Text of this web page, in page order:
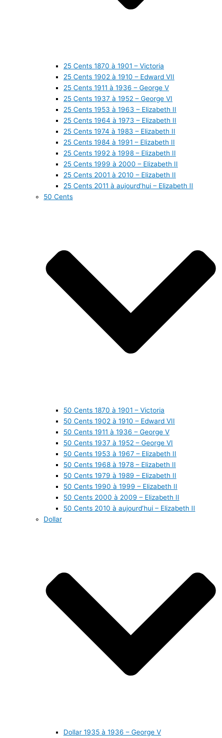
25 Cents 1870 à 1901 – Victoria
25 Cents 1902 à 1910 – Edward VII
25 Cents 1911 à 1936 – George V
25 Cents 1937 à 1952 – George VI
25 Cents 1953 à 1963 – Elizabeth II
25 Cents 1964 à 1973 – Elizabeth II
25 Cents 1974 à 1983 – Elizabeth II
25 Cents 1984 à 1991 – Elizabeth II
25 Cents 1992 à 1998 – Elizabeth II
25 Cents 1999 à 2000 – Elizabeth II
25 Cents 2001 à 2010 – Elizabeth II
25 Cents 2011 à aujourd’hui – Elizabeth II
50 Cents
50 Cents 1870 à 1901 – Victoria
50 Cents 1902 à 1910 – Edward VII
50 Cents 1911 à 1936 – George V
50 Cents 1937 à 1952 – George VI
50 Cents 1953 à 1967 – Elizabeth II
50 Cents 1968 à 1978 – Elizabeth II
50 Cents 1979 à 1989 – Elizabeth II
50 Cents 1990 à 1999 – Elizabeth II
50 Cents 2000 à 2009 – Elizabeth II
50 Cents 2010 à aujourd’hui – Elizabeth II
Dollar
Dollar 1935 à 1936 – George V